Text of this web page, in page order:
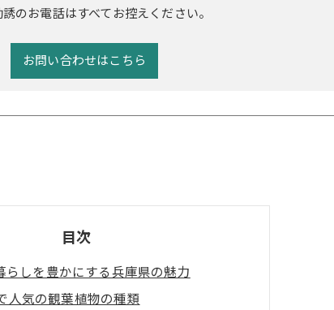
のお電話はすべてお控えください。
お問い合わせはこちら
目次
らしを豊かにする兵庫県の魅力
人気の観葉植物の種類